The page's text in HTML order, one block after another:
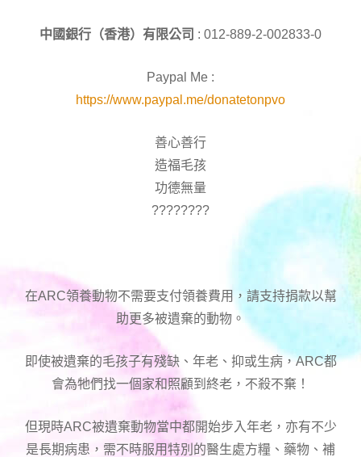
中國銀行（香港）有限公司 : 012-889-2-002833-0
Paypal Me :
https://www.paypal.me/donatetonpvo
善心善行
造福毛孩
功德無量
????????
在ARC領養動物不需要支付領養費用，請支持捐款以幫
助更多被遺棄的動物。
即使被遺棄的毛孩子有殘缺、年老、抑或生病，ARC都
會為牠們找一個家和照顧到終老，不殺不棄！
但現時ARC被遺棄動物當中都開始步入年老，亦有不少
是長期病患，需不時服用特別的醫生處方糧、藥物、補